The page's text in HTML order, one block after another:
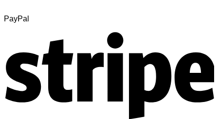
PayPal